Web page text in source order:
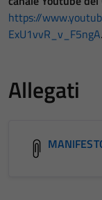
https://
ExU1vvR_v_F5ngA.
Allegati